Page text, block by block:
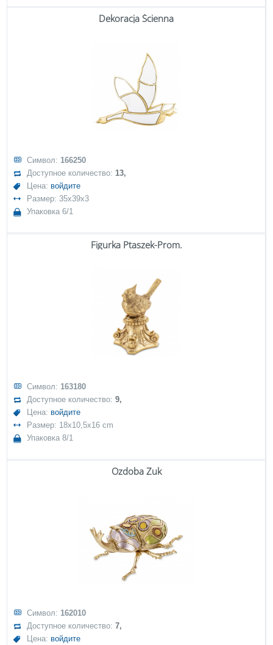
Dekoracja Ścienna
Символ: 166250
Доступное количество:13,
Цена: войдите
Размер: 35x39x3
Упаковка 6/1
Figurka Ptaszek-Prom.
Символ: 163180
Доступное количество:9,
Цена: войдите
Размер: 18x10,5x16 cm
Упаковка 8/1
Ozdoba Żuk
Символ: 162010
Доступное количество:7,
Цена: войдите